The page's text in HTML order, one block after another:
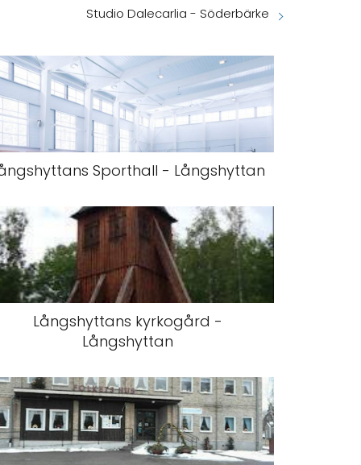
Studio Dalecarlia - Söderbärke
Sporthall - Långshyttan
Långshyttans kyrkogård -
Långshyttan